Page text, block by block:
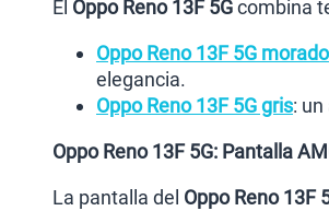
El Oppo Reno 13F 5Gcombina
Oppo Reno 13F 5G morado
elegancia.
Oppo Reno 13F 5G gris:
Oppo Reno 13F 5G: Pantalla
La pantalla del Oppo Reno 13F